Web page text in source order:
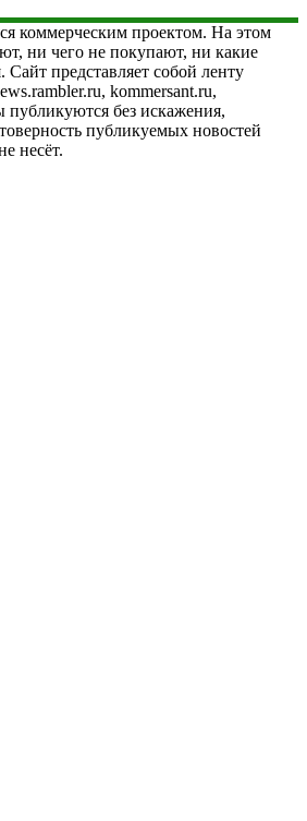
коммерческим проектом. На этом
ни чего не покупают, ни какие
Сайт представляет собой ленту
kommersant.ru,
без искажения,
публикуемых новостей
несёт.